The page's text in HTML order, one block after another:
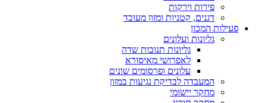
פירות וירקות
דגנים, קטניות ומזון מעובד
פעילות המכון
גליונות ועלונים
גליונות תנובות שדה
לאפרושי מאיסורא
עלונים ופרסומים שונים
המעבדה לבדיקת נגיעות במזון
מחקר יישומי